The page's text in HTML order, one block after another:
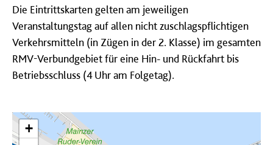
Die Eintrittskarten gelten am jeweiligen
Veranstaltungstag auf allen nicht zuschlagspflichtigen
Verkehrsmitteln (in Zügen in der 2. Klasse) im gesamten
RMV-Verbundgebiet für eine Hin- und Rückfahrt bis
Betriebsschluss (4 Uhr am Folgetag).